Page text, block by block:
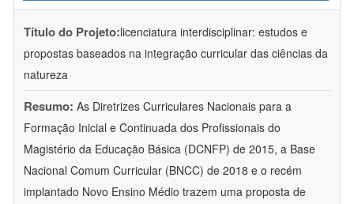
Título do Projeto:licenciatura interdisciplinar: estudos e
propostas baseados na integração curricular das ciências da
natureza
Resumo: As Diretrizes Curriculares Nacionais para a
Formação Inicial e Continuada dos Profissionais do
Magistério da Educação Básica (DCNFP) de 2015, a Base
Nacional Comum Curricular (BNCC) de 2018 e o recém
implantado Novo Ensino Médio trazem uma proposta de